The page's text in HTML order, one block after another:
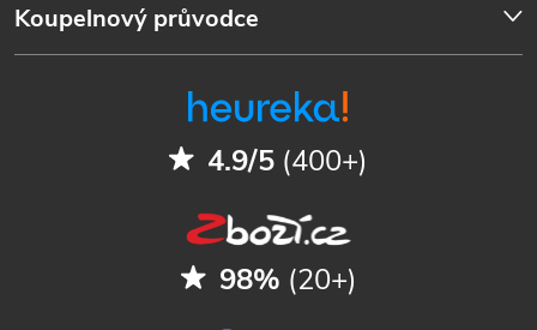
Koupelnový průvodce
4.9/5 (400+)
98% (20+)